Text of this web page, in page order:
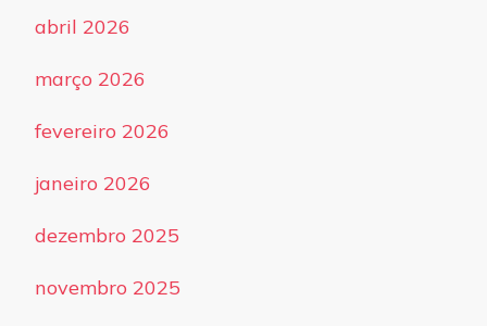
abril 2026
março 2026
fevereiro 2026
janeiro 2026
dezembro 2025
novembro 2025